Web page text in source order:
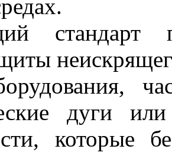
стандарт
дуги
которые